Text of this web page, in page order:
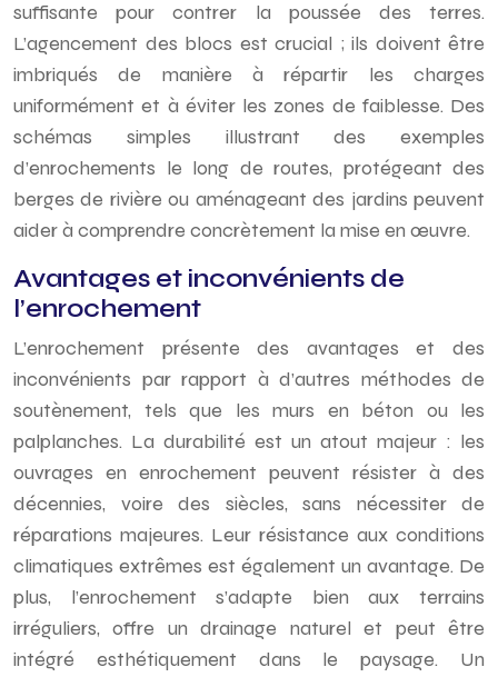
suffisante pour contrer la poussée des terres.
L’agencement des blocs est crucial ; ils doivent être
imbriqués de manière à répartir les charges
uniformément et à éviter les zones de faiblesse. Des
schémas simples illustrant des exemples
d’enrochements le long de routes, protégeant des
berges de rivière ou aménageant des jardins peuvent
aider à comprendre concrètement la mise en œuvre.
Avantages et inconvénients de
l’enrochement
L’enrochement présente des avantages et des
inconvénients par rapport à d’autres méthodes de
soutènement, tels que les murs en béton ou les
palplanches. La durabilité est un atout majeur : les
ouvrages en enrochement peuvent résister à des
décennies, voire des siècles, sans nécessiter de
réparations majeures. Leur résistance aux conditions
climatiques extrêmes est également un avantage. De
plus, l’enrochement s’adapte bien aux terrains
irréguliers, offre un drainage naturel et peut être
intégré esthétiquement dans le paysage. Un